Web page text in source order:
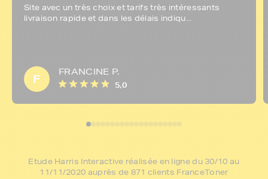
Site avec un très choix et tarifs très intéressants
livraison rapide et dans les délais indiqu...
F
FRANCINE P.
5,0
Etude Harris Interactive réalisée en ligne du 30/10 au
11/11/2020 auprès de 871 clients FranceToner